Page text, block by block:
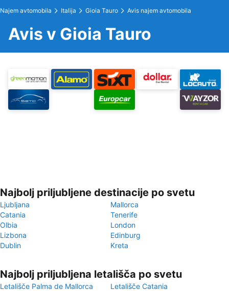
Najem avtomobila Italija Gioia Tauro Avis najem avtomobila
Avis v Gioia Tauro
Najbolj priljubljene destinacije po svetu
Ljubljana
Mallorca
Catania
Tenerife
Olbia
London
Lizbona
Edinburg
Dublin
Kreta
Najbolj priljubljena letališča po svetu
Letališče Palma de Mallorca
Letališče Catania